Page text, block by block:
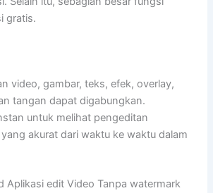
gratis.
video, gambar, teks, efek, overlay,
tangan dapat digabungkan.
untuk melihat pengeditan
akurat dari waktu ke waktu dalam
Aplikasi edit Video Tanpa watermark